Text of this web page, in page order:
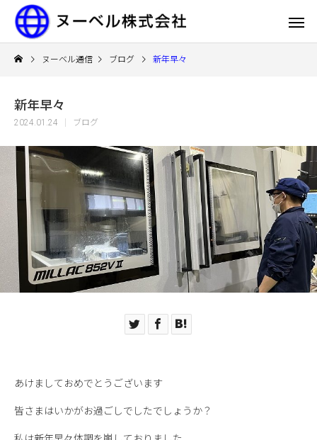
ヌーベル通信 ブログ 新年早々
新年早々
2024.01.24 ブログ
あけましておめでとうございます
皆さまはいかがお過ごしでしたでしょうか？